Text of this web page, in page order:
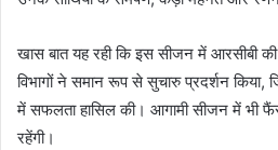
खास बात यह रही कि इस सीजन में आरसीबी
विभागों ने समान रूप से सुचारु प्रदर्शन किया,
में सफलता हासिल की। आगामी सीजन में भी
रहेंगी।